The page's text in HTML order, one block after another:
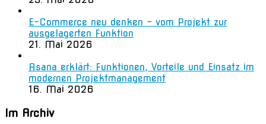
E-Commerce neu denken – vom Projekt zur
ausgelagerten Funktion
21. Mai 2026
Asana erklärt: Funktionen, Vorteile und Einsatz im
modernen Projektmanagement
16. Mai 2026
Im Archiv